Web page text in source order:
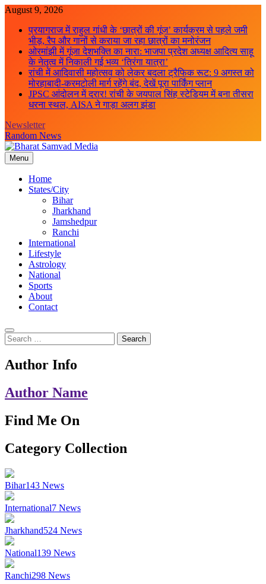
Skip
content
August 9, 2026
प्रयागराज में राहुल गांधी के ‘छात्रों की गूंज’ कार्यक्रम से पहले जमी
भीड़, रैप और गानों से कराया जा रहा छात्रों का मनोरंजन
ओरमांझी में गूंजा देशभक्ति का नारा: भाजपा प्रदेश अध्यक्ष आदित्य साहू
के नेतृत्व में निकाली गई भव्य ‘तिरंगा यात्रा’
रांची में आदिवासी महोत्सव को लेकर बदला ट्रैफिक रूट: 9 अगस्त को
मोरहाबादी-करमटोली मार्ग रहेंगे बंद, देखें पूरा पार्किंग प्लान
JPSC आंदोलन में दरार! रांची के जयपाल सिंह स्टेडियम में बना तीसरा
धरना स्थल, AISA ने गाड़ा अलग झंडा
Newsletter
Random News
Bharat Samvad Media
Menu
Home
States/City
Bihar
Jharkhand
Jamshedpur
Ranchi
International
Lifestyle
Astrology
National
Sports
About
Contact
Search
for:
Author Info
Author Name
Find Me On
Category Collection
Bihar143 News
International7 News
Jharkhand524 News
National139 News
Ranchi298 News